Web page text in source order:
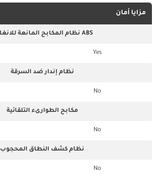
مزايا أمان
نظام المكابح المانعة للانغلاق ABS
Yes
نظام إندار ضد السرقة
No
مكابح الطوارىء التلقائية
No
نظام كشف النطاق المحجوب
No